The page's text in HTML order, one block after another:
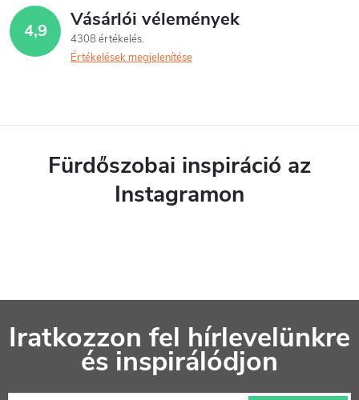
4,9 Vásárlói vélemények
4308 értékelés
Értékelések megjelenítése
Fürdőszobai inspiráció az
Instagramon
áIratkozzon fel hírlevelünkre
és inspirálódjon